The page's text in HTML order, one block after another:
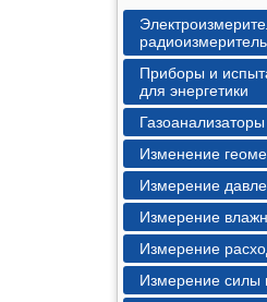
Приборы и
для энергетики
Газоанализаторы
Изменение
Измерение
Измерение
Измерение
Измерение силы